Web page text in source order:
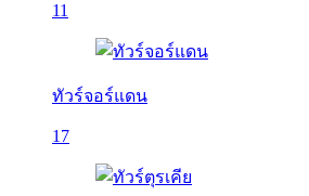
11
ทัวร์จอร์แดน
17